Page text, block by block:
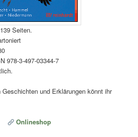
Seiten.
978-3-497-03344-7
und Erklärungen könnt ihr
Onlineshop